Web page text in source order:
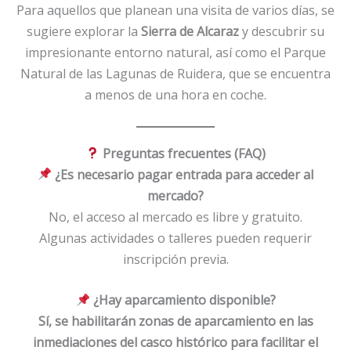
Para aquellos que planean una visita de varios días, se
sugiere explorar la Sierra de Alcarazy descubrir su
impresionante entorno natural, así como el Parque
Natural de las Lagunas de Ruidera, que se encuentra
a menos de una hora en coche.
Preguntas frecuentes (FAQ)
¿Es necesario pagar entrada para acceder al
mercado?
No, el acceso al mercado es libre y gratuito.
Algunas actividades o talleres pueden requerir
inscripción previa.
¿Hay aparcamiento disponible?
Sí, se habilitarán zonas de aparcamiento en las
inmediaciones del casco histórico para facilitar el